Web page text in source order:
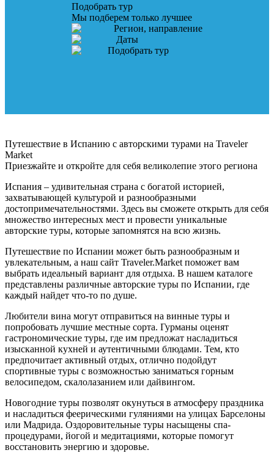
Подобрать тур
Мы подберем только лучшее
Регион, направление
Даты
Подобрать тур
Путешествие в Испанию с авторскими турами на Traveler
Market
Приезжайте и откройте для себя великолепие этого региона
Испания – удивительная страна с богатой историей,
захватывающей культурой и разнообразными
достопримечательностями. Здесь вы сможете открыть для себя
множество интересных мест и провести уникальные
авторские туры, которые запомнятся на всю жизнь.
Путешествие по Испании может быть разнообразным и
увлекательным, а наш сайт Traveler.Market поможет вам
выбрать идеальный вариант для отдыха. В нашем каталоге
представлены различные авторские туры по Испании, где
каждый найдет что-то по душе.
Любители вина могут отправиться на винные туры и
попробовать лучшие местные сорта. Гурманы оценят
гастрономические туры, где им предложат насладиться
изысканной кухней и аутентичными блюдами. Тем, кто
предпочитает активный отдых, отлично подойдут
спортивные туры с возможностью заниматься горным
велосипедом, скалолазанием или дайвингом.
Новогодние туры позволят окунуться в атмосферу праздника
и насладиться феерическими гуляниями на улицах Барселоны
или Мадрида. Оздоровительные туры насыщены спа-
процедурами, йогой и медитациями, которые помогут
восстановить энергию и здоровье.